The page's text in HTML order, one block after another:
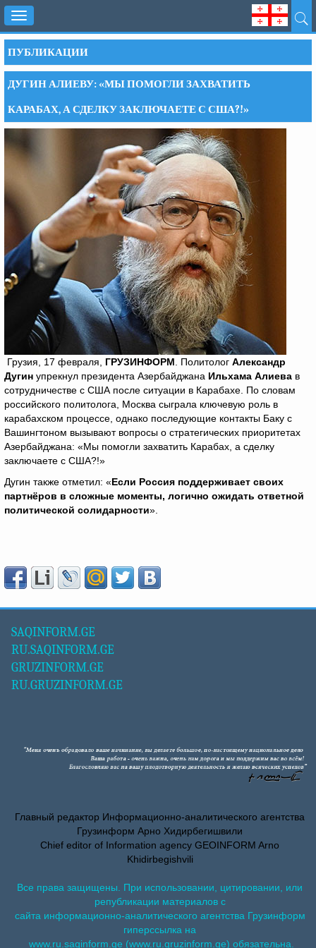
Toggle
navigation
ПУБЛИКАЦИИ
ДУГИН АЛИЕВУ: «МЫ ПОМОГЛИ ЗАХВАТИТЬ
КАРАБАХ, А СДЕЛКУ ЗАКЛЮЧАЕТЕ С США?!»
Грузия, 17 февраля, ГРУЗИНФОРМ . Политолог Александр
Дугин упрекнул президента Азербайджана Ильхама Алиева в
сотрудничестве с США после ситуации в Карабахе. По словам
российского политолога, Москва сыграла ключевую роль в
карабахском процессе, однако последующие контакты Баку с
Вашингтоном вызывают вопросы о стратегических приоритетах
Азербайджана: «Мы помогли захватить Карабах, а сделку
заключаете с США?!»
Дугин также отметил: «Если Россия поддерживает своих
партнёров в сложные моменты, логично ожидать ответной
политической солидарности».
SAQINFORM.GE
RU.SAQINFORM.GE
GRUZINFORM.GE
RU.GRUZINFORM.GE
Главный редактор Информационно-аналитического агентства
Грузинформ Арно Хидирбегишвили
Chief editor of Information agency GEOINFORM Arno
Khidirbegishvili
Все права защищены. При использовании, цитировании, или
републикации материалов с
сайта информационно-аналитического агентства Грузинформ
гиперссылка на
www.ru.saqinform.ge (www.ru.gruzinform.ge) обязательна.